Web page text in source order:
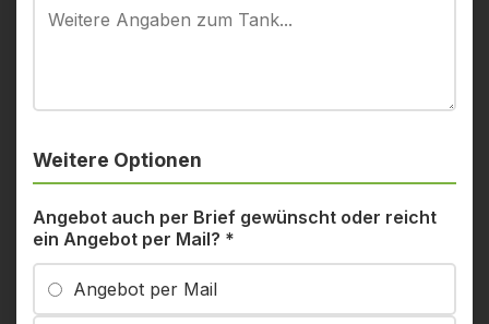
Weitere Optionen
Angebot auch per Brief gewünscht oder reicht
ein Angebot per Mail? *
Angebot per Mail